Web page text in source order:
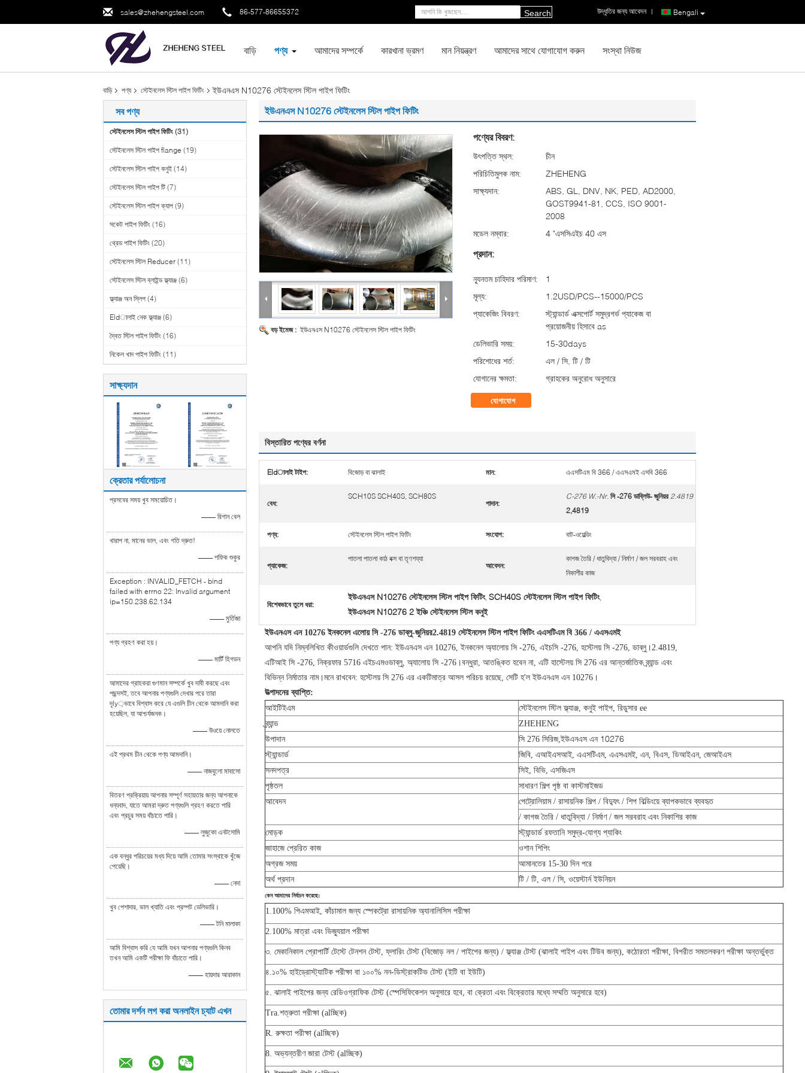
sales@zhehengsteel.com 86-577-86655372 Bengali
উদ্ধৃতির জন্য আবেদন |
Search
বাড়ি পণ্য আমাদের সম্পর্কে কারখানা ভ্রমণ মান নিয়ন্ত্রণ আমাদের সাথে যোগাযোগ করুন সংস্থা নিউজ
বাড়ি পণ্য স্টেইনলেস স্টিল পাইপ ফিটিং ইউএনএস N10276 স্টেইনলেস স্টিল পাইপ ফিটিং
সব পণ্য
স্টেইনলেস স্টিল পাইপ ফিটিং (31)
স্টেইনলেস স্টিল পাইপ flange (19)
স্টেইনলেস স্টিল পাইপ কনুই (14)
স্টেইনলেস স্টিল পাইপ টি (7)
স্টেইনলেস স্টিল পাইপ ক্যাপ (9)
সকেট পাইপ ফিটিং (16)
থ্রেড পাইপ ফিটিং (20)
স্টেইনলেস স্টিল Reducer (11)
স্টেইনলেস স্টিল ব্লাইন্ড ফ্ল্যাঞ্জ (6)
ফ্ল্যাঞ্জ অন স্লিপ (4)
Eldালাই নেক ফ্ল্যাঞ্জ (6)
দ্বৈত স্টিল পাইপ ফিটিং (16)
নিকেল খাদ পাইপ ফিটিং (11)
সাক্ষ্যদান
ক্রেতার পর্যালোচনা
প্রসবের সময় খুব সময়োচিত।
—— রিগান বেল
খারাপ না, মানের ভাল, এবং গতি দ্রুত!
—— শফিক শুকুর
Exception : INVALID_FETCH - bind
failed with errno 22: Invalid argument
ip=150.238.62.134
—— মুর্তিজা
পণ্য গ্রহণ করা হয়।
—— মার্টি হিগডন
আমাদের গ্রাহকরা গুণমান সম্পর্কে খুব দাবী করছে এবং
পছন্দসই, তবে আপনার পণ্যগুলি দেখার পরে তারা
দৃly়ভাবে বিশ্বাস করে যে এগুলি চীন থেকে আমদানি করা
হয়েছিল, যা আশ্চর্যজনক।
—— উওয়ে নোলতে
এই প্রথম চীন থেকে পণ্য আমদানি।
—— নাজবুলো মাবাসো
বিতরণ প্রক্রিয়ায় আপনার সম্পূর্ণ সহায়তার জন্য আপনাকে
ধন্যবাদ, যাতে আমরা দ্রুত পণ্যগুলি গ্রহণ করতে পারি
এবং প্রচুর সময় বাঁচাতে পারি।
—— লুজুকো এনটসোমি
এক বন্ধুর পরিচয়ের মধ্য দিয়ে আমি তোমার সংস্থাকে খুঁজে
পেয়েছি।
—— নেদা
খুব পেশাদার, ভাল খ্যাতি এবং প্রম্পট ডেলিভারি।
—— টনি মালাকা
আমি বিশ্বাস করি যে আমি যখন আপনার পণ্যগুলি কিনব
তখন আমি একটি পরীক্ষা ফি বাঁচাতে পারি।
—— হায়দার আরাকান
তোমার দর্শন লগ করা অনলাইন চ্যাট এখন
ইউএনএস N10276 স্টেইনলেস স্টিল পাইপ ফিটিং
বড় ইমেজ : ইউএনএস N10276 স্টেইনলেস স্টিল পাইপ ফিটিং
পণ্যের বিবরণ:
উৎপত্তি স্থল:
চীন
পরিচিতিমুলক নাম:
ZHEHENG
সাক্ষ্যদান:
ABS, GL, DNV, NK, PED, AD2000,
GOST9941-81, CCS, ISO 9001-
2008
মডেল নম্বার:
4 "এসসিএইচ 40 এস
প্রদান:
ন্যূনতম চাহিদার পরিমাণ:
1
মূল্য:
1.2USD/PCS--15000/PCS
প্যাকেজিং বিবরণ:
স্ট্যান্ডার্ড এক্সপোর্ট সমুদ্রগর্ভ প্যাকেজ বা
প্রয়োজনীয় হিসাবে as
ডেলিভারি সময়:
15-30days
পরিশোধের শর্ত:
এল / সি, টি / টি
যোগানের ক্ষমতা:
গ্রাহকের অনুরোধ অনুসারে
যোগাযোগ
বিস্তারিত পণ্যের বর্ণনা
Eldালাই টাইপ: বিজোড় বা ঝালাই মান: এএসটিএম বি 366 / এএসএমই এসবি 366
বেধ:
SCH10S SCH40S, SCH80S
পাদান:
C-276 W.-Nr. সি -276 ডাব্লিউ- জুনিয়র 2.4819
2,4819
পণ্য: স্টেইনলেস স্টিল পাইপ ফিটিং সংযোগ: বাট-ওয়েল্ডিং
প্যাকেজ:
পাতলা পাতলা কাঠ বক্স বা তৃণশয্যা
আবেদন:
কাগজ তৈরি / ধাতুবিদ্যা / নির্মাণ / জল সরবরাহ এবং
নিকাশীর কাজ
বিশেষভাবে তুলে ধরা:
ইউএনএস N10276 স্টেইনলেস স্টিল পাইপ ফিটিং, SCH40S স্টেইনলেস স্টিল পাইপ ফিটিং,
ইউএনএস N10276 2 ইঞ্চি স্টেইনলেস স্টিল কনুই
ইউএনএস এন 10276 ইনকনেল এলোয় সি -276 ডাব্লু-জুনিয়র2.4819 স্টেইনলেস স্টিল পাইপ ফিটিং এএসটিএম বি 366 / এএসএমই
আপনি যদি নিম্নলিখিত কীওয়ার্ডগুলি দেখতে পান: ইউএনএস এন 10276, ইনকনেল অ্যালোয় সি -276, এইচসি -276, হস্টেলয় সি -276, ডাব্লু।2.4819,
এটিআই সি -276, নিক্রফার 5716 এইচএমওডাব্লু, অ্যালোয় সি -276।বন্ধুরা, আতঙ্কিত হবেন না, এটি হাস্টেলয় সি 276 এর আন্তর্জাতিক ব্র্যান্ড এবং
বিভিন্ন নির্মাতার নাম।মনে রাখবেন: হস্টেলয় সি 276 এর একটিমাত্র আসল পরিচয় রয়েছে, সেটি হ'ল ইউএনএস এন 10276।
উত্পাদনের ব্যাপ্তি:
আইটিইএম
স্টেইনলেস স্টিল ফ্ল্যাঞ্জ, কনুই পাইপ, রিডুসার ee
ব্র্যান্ড
ZHEHENG
উপাদান
সি 276 সিরিজ,ইউএনএস এন 10276
স্ট্যান্ডার্ড
জিবি, এআইএসআই, এএসটিএম, এএসএমই, এন, বিএস, ডিআইএন, জেআইএস
সনদপত্র
সিই, বিভি, এসজিএস
পৃষ্ঠতল
সাধারণ শিল্প পৃষ্ঠ বা কাস্টমাইজড
আবেদন
পেট্রোলিয়াম / রাসায়নিক শিল্প / বিদ্যুৎ / শিপ বিল্ডিংয়ে ব্যাপকভাবে ব্যবহৃত
/ কাগজ তৈরি / ধাতুবিদ্যা / নির্মাণ / জল সরবরাহ এবং নিকাশির কাজ
মোড়ক
স্ট্যান্ডার্ড রফতানি সমুদ্র-যোগ্য প্যাকিং
জাহাজে প্রেরিত কাজ
ওশান শিপিং
অগ্রজ সময়
আমানতের 15-30 দিন পরে
অর্থ প্রদান
টি / টি, এল / সি, ওয়েস্টার্ন ইউনিয়ন
কেন আমাদের নির্বাচন করেছে:
1.100% পিএমআই, কাঁচামাল জন্য স্পেকট্রো রাসায়নিক অ্যানালিসিস পরীক্ষা
2.100% মাত্রা এবং ভিজ্যুয়াল পরীক্ষা
৩. মেকানিকাল প্রোপার্টি টেস্টে টেনশন টেস্ট, ফ্লারিং টেস্ট (বিজোড় নল / পাইপের জন্য) / ফ্ল্যাঞ্জ টেস্ট (ঝালাই পাইপ এবং টিউব জন্য), কঠোরতা পরীক্ষা, বিপরীত সমতলকরণ পরীক্ষা অন্তর্ভুক্ত
৪.১০% হাইড্রোস্ট্যাটিক পরীক্ষা বা ১০০% নন-ডিস্ট্রাকটিভ টেস্ট (ইটি বা ইউটি)
৫. ঝালাই পাইপের জন্য রেডিওগ্রাফিক টেস্ট (স্পেসিফিকেশন অনুসারে হবে, বা ক্রেতা এবং বিক্রেতার মধ্যে সম্মতি অনুসারে হবে)
Tra.শত্রুতা পরীক্ষা (alচ্ছিক)
R. রুক্ষতা পরীক্ষা (alচ্ছিক)
8. অভ্যন্তরীণ জারা টেস্ট (alচ্ছিক)